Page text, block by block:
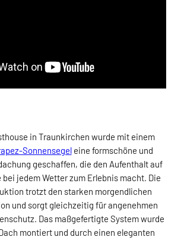
in Traunkirchen wurde mit einem
Sonnensegeleine formschöne und
geschaffen, die den Aufenthalt auf
bei jedem Wetter zum Erlebnis macht. Die
trotzt den starken morgendlichen
und sorgt gleichzeitig für angenehmen
Das maßgefertigte System wurde
montiert und durch einen eleganten